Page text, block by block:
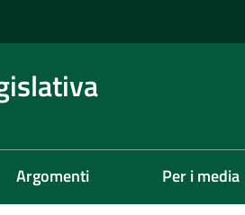
Argomenti Per i media